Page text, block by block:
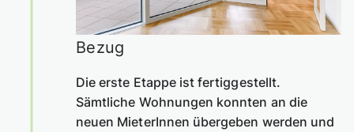
Bezug
Die erste Etappe ist fertiggestellt.
Sämtliche Wohnungen konnten an die
neuen MieterInnen übergeben werden und